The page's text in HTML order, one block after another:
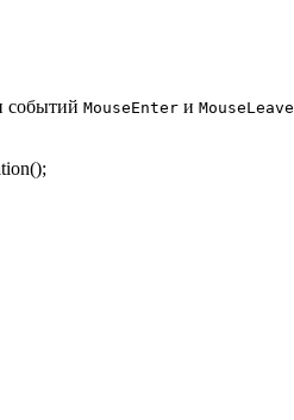
событий MouseEnter и MouseLeave